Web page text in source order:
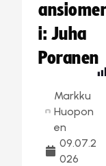
i: Juha
Poranen
Markku
Huopon
en
09.07.2
026